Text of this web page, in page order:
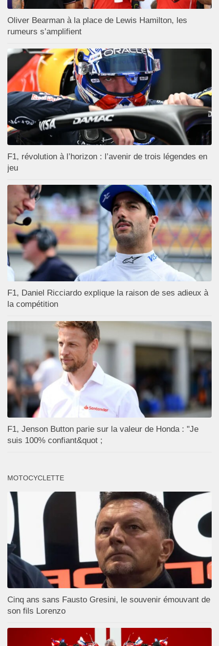
Oliver Bearman à la place de Lewis Hamilton, les
rumeurs s’amplifient
F1, révolution à l’horizon : l’avenir de trois légendes en
jeu
F1, Daniel Ricciardo explique la raison de ses adieux à
la compétition
F1, Jenson Button parie sur la valeur de Honda : "Je
suis 100% confiant&quot ;
MOTOCYCLETTE
Cinq ans sans Fausto Gresini, le souvenir émouvant de
son fils Lorenzo